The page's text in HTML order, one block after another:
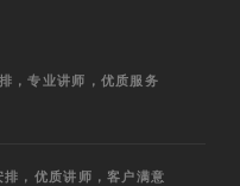
，专业讲师，优质服务
，优质讲师，客户满意